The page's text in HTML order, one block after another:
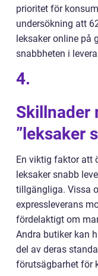
prioritet för
undersökning att
leksaker online på
snabbheten i
4.
Skillnader
”leksaker
En viktig faktor att
leksaker snabb
tillgängliga. Vissa
expressleverans
fördelaktigt om
Andra butiker kan
del av deras
förutsägbarhet för